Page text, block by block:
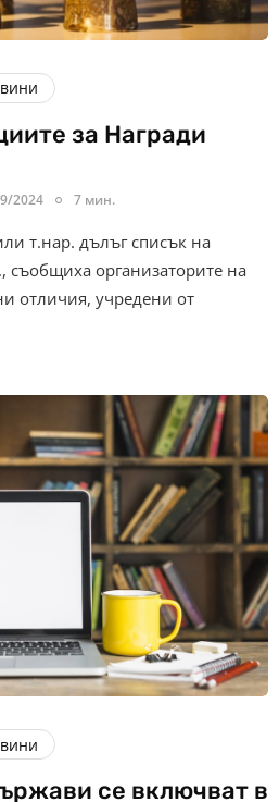
за Награди
2024 7 мин.
т.нар. дълъг списък на
съобщиха организаторите на
отличия, учредени от
се включват в